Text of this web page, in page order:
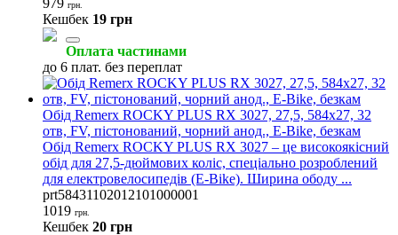
грн.
Кешбек 19 грн
Оплата частинами
до 6 плат. без переплат
Обід Remerx ROCKY PLUS RX 3027, 27,5, 584x27, 32
отв, FV, пістонований, чорний анод., E-Bike, безкам
Обід Remerx ROCKY PLUS RX 3027 – це високоякісний
обід для 27,5-дюймових коліс, спеціально розроблений
для електровелосипедів (E-Bike). Ширина ободу ...
prt58431102012101000001
1019 грн.
Кешбек 20 грн